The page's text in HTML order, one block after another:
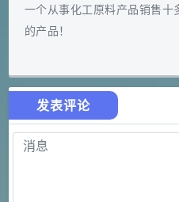
一个从事化工原料产品销售十
的产品！
发表评论